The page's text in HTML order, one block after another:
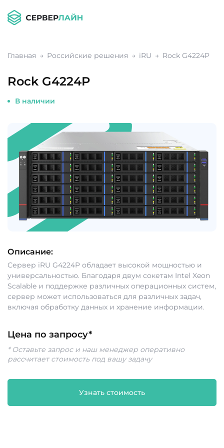
Главная Российские решения iRU Rock G4224P
Rock G4224P
В наличии
Описание:
Сервер iRU G4224P обладает высокой мощностью и
универсальностью. Благодаря двум сокетам Intel Xeon
Scalable и поддержке различных операционных систем,
сервер может использоваться для различных задач,
включая обработку данных и хранение информации.
Цена по запросу*
* Оставьте запрос и наш менеджер оперативно
рассчитает стоимость под вашу задачу
Узнать стоимость